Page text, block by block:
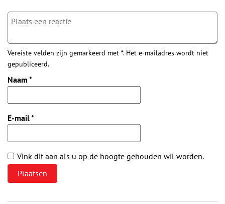
Vereiste velden zijn gemarkeerd met *. Het e-mailadres wordt niet
gepubliceerd.
Naam *
E-mail*
Vink dit aan als u op de hoogte gehouden wil worden.